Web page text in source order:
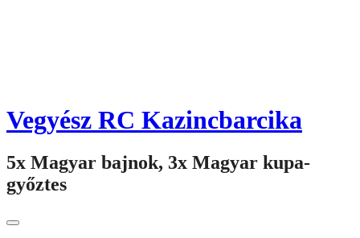
Vegyész RC Kazincbarcika
5x Magyar bajnok, 3x Magyar kupa-
győztes